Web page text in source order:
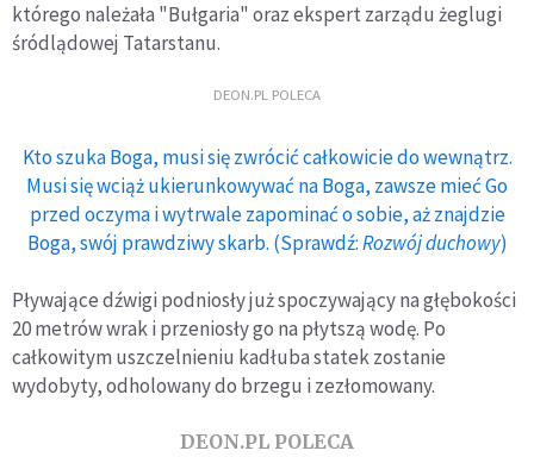
którego należała "Bułgaria" oraz ekspert zarządu żeglugi
śródlądowej Tatarstanu.
DEON.PL POLECA
Kto szuka Boga, musi się zwrócić całkowicie do wewnątrz.
Musi się wciąż ukierunkowywać na Boga, zawsze mieć Go
przed oczyma i wytrwale zapominać o sobie, aż znajdzie
Boga, swój prawdziwy skarb. (Sprawdź:Rozwój duchowy)
Pływające dźwigi podniosły już spoczywający na głębokości
20 metrów wrak i przeniosły go na płytszą wodę. Po
całkowitym uszczelnieniu kadłuba statek zostanie
wydobyty, odholowany do brzegu i zezłomowany.
DEON.PL POLECA